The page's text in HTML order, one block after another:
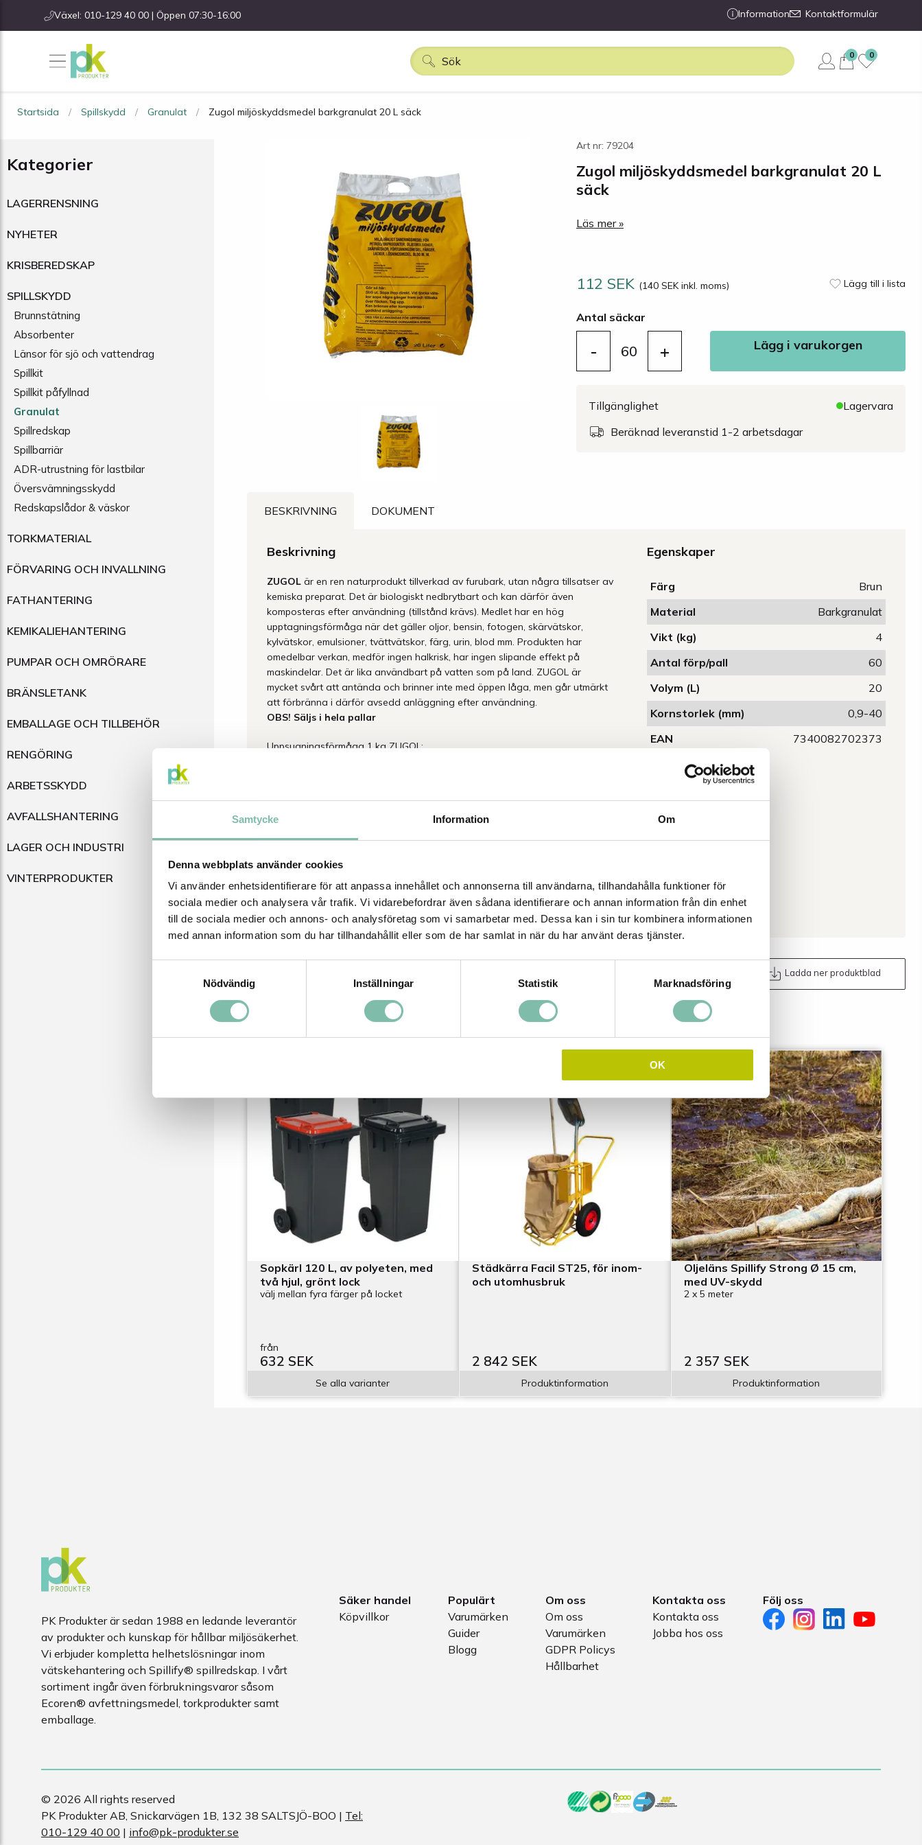
Samtycke Information Om
Denna webbplats använder cookies
Vi använder enhetsidentifierare för att anpassa innehållet och annonserna till användarna, tillhandahålla funktioner för
sociala medier och analysera vår trafik. Vi vidarebefordrar även sådana identifierare och annan information från din enhet
till de sociala medier och annons- och analysföretag som vi samarbetar med. Dessa kan i sin tur kombinera informationen
med annan information som du har tillhandahållit eller som de har samlat in när du har använt deras tjänster.
Nödvändig
Inställningar Statistik Marknadsföring
OK
Växel: 010-129 40 00 | Öppen 07:30-16:00 Information Kontaktformulär
0 0
Startsida Spillskydd Granulat Zugol miljöskyddsmedel barkgranulat 20 L säck
Kategorier
LAGERRENSNING
NYHETER
KRISBEREDSKAP
SPILLSKYDD
Brunnstätning
Absorbenter
Länsor för sjö och vattendrag
Spillkit
Spillkit påfyllnad
Granulat
Spillredskap
Spillbarriär
ADR-utrustning för lastbilar
Översvämningsskydd
Redskapslådor & väskor
TORKMATERIAL
FÖRVARING OCH INVALLNING
FATHANTERING
KEMIKALIEHANTERING
PUMPAR OCH OMRÖRARE
BRÄNSLETANK
EMBALLAGE OCH TILLBEHÖR
RENGÖRING
ARBETSSKYDD
AVFALLSHANTERING
LAGER OCH INDUSTRI
VINTERPRODUKTER
Art nr: 79204
Zugol miljöskyddsmedel barkgranulat 20 L
säck
Läs mer »
112 SEK (140 SEK inkl. moms) Lägg till i lista
Antal säckar
- 60 + Lägg i varukorgen
Tillgänglighet
Lagervara
Beräknad leveranstid 1-2 arbetsdagar
BESKRIVNING DOKUMENT
Beskrivning
ZUGOL är en ren naturprodukt tillverkad av furubark, utan några tillsatser av
kemiska preparat. Det är biologiskt nedbrytbart och kan därför även
komposteras efter användning (tillstånd krävs). Medlet har en hög
upptagningsförmåga när det gäller oljor, bensin, fotogen, skärvätskor,
kylvätskor, emulsioner, tvättvätskor, färg, urin, blod mm. Produkten har
omedelbar verkan, medför ingen halkrisk, har ingen slipande effekt på
maskindelar. Det är lika användbart på vatten som på land. ZUGOL är
mycket svårt att antända och brinner inte med öppen låga, men går utmärkt
att förbränna i därför avsedd anläggning efter användning.
OBS! Säljs i hela pallar
Uppsugningsförmåga 1 kg ZUGOL:
2,36 kg diesel
1,78 kg metanol
4,99 kg råolja (bunker)
4,33 kg målarfärg
ZUGOL Suger inte upp vatten!
Egenskaper
Färg
Brun
Material
Barkgranulat
Vikt (kg)
4
Antal förp/pall
60
Volym (L)
20
Kornstorlek (mm)
0,9-40
EAN
7340082702373
Ladda ner produktblad
Relaterade produkter
Sopkärl 120 L, av polyeten, med
två hjul, grönt lock
välj mellan fyra färger på locket
från
632 SEK
Se alla varianter
Städkärra Facil ST25, för inom-
och utomhusbruk
2 842 SEK
Produktinformation
Oljeläns Spillify Strong Ø 15 cm,
med UV-skydd
2 x 5 meter
2 357 SEK
Produktinformation
PK Produkter är sedan 1988 en ledande leverantör
av produkter och kunskap för hållbar miljösäkerhet.
Vi erbjuder kompletta helhetslösningar inom
vätskehantering och Spillify® spillredskap. I vårt
sortiment ingår även förbrukningsvaror såsom
Ecoren® avfettningsmedel, torkprodukter samt
emballage.
Säker handel
Köpvillkor
Populärt
Varumärken
Guider
Blogg
Om oss
Om oss
Varumärken
GDPR Policys
Hållbarhet
Kontakta oss
Kontakta oss
Jobba hos oss
Följ oss
© 2026 All rights reserved
PK Produkter AB, Snickarvägen 1B, 132 38 SALTSJÖ-BOO | Tel:
010-129 40 00 | info@pk-produkter.se